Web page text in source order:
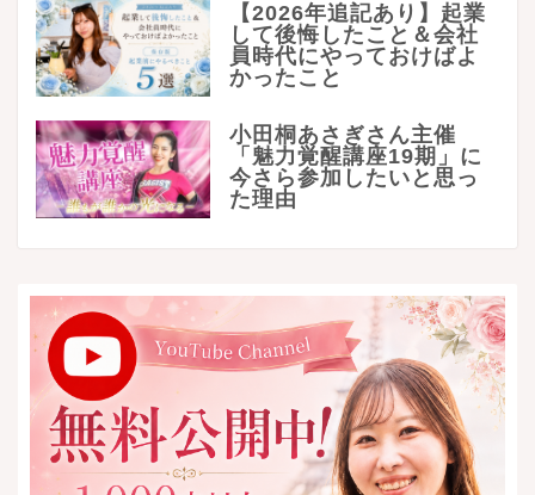
【2026年追記あり】起業
して後悔したこと＆会社
員時代にやっておけばよ
かったこと
小田桐あさぎさん主催
「魅力覚醒講座19期」に
今さら参加したいと思っ
た理由